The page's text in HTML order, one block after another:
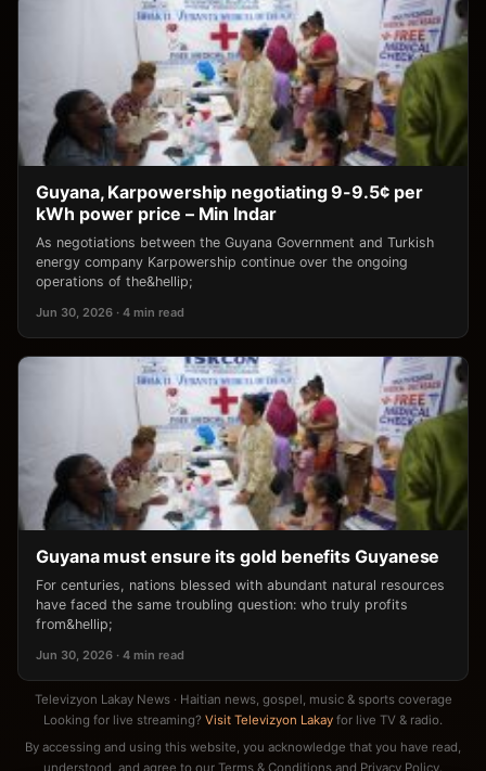
Guyana, Karpowership negotiating 9-9.5¢ per
kWh power price – Min Indar
As negotiations between the Guyana Government and Turkish
energy company Karpowership continue over the ongoing
operations of the&hellip;
Jun 30, 2026 · 4 min read
Guyana must ensure its gold benefits Guyanese
For centuries, nations blessed with abundant natural resources
have faced the same troubling question: who truly profits
from&hellip;
Jun 30, 2026 · 4 min read
Televizyon Lakay News · Haitian news, gospel, music & sports coverage
Looking for live streaming? Visit Televizyon Lakay for live TV & radio.
By accessing and using this website, you acknowledge that you have read,
understood, and agree to our Terms & Conditions and Privacy Policy.